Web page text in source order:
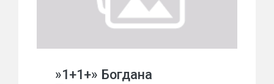
»1+1+» Богдана